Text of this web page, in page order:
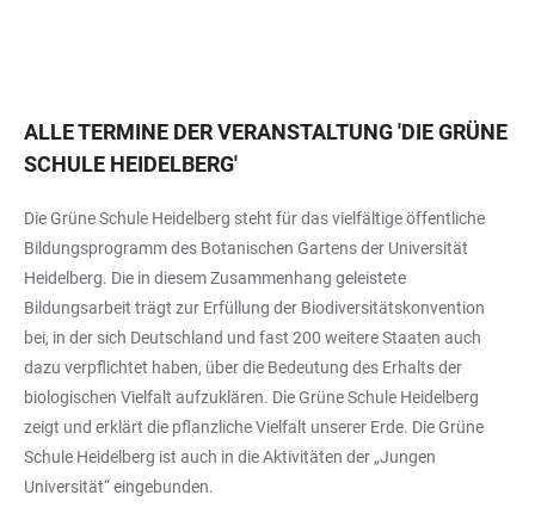
ALLE TERMINE DER VERANSTALTUNG'DIE GRÜNE
SCHULE HEIDELBERG'
Die Grüne Schule Heidelberg steht für das vielfältige öffentliche
Bildungsprogramm des Botanischen Gartens der Universität
Heidelberg. Die in diesem Zusammenhang geleistete
Bildungsarbeit trägt zur Erfüllung der Biodiversitätskonvention
bei, in der sich Deutschland und fast 200 weitere Staaten auch
dazu verpflichtet haben, über die Bedeutung des Erhalts der
biologischen Vielfalt aufzuklären. Die Grüne Schule Heidelberg
zeigt und erklärt die pflanzliche Vielfalt unserer Erde. Die Grüne
Schule Heidelberg ist auch in die Aktivitäten der „Jungen
Universität“ eingebunden.